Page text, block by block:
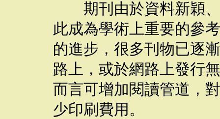
期刊由於資料新穎、
此成為學術上重要的參
的進步，很多刊物已逐
路上，或於網路上發行
而言可增加閱讀管道，
少印刷費用。